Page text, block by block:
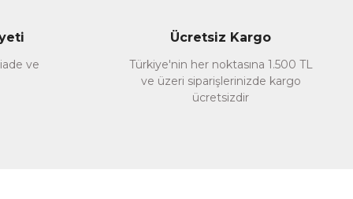
ve
Ücretsiz Kargo
Türkiye'nin her noktasına 1.500 TL
ve üzeri siparişlerinizde kargo
ücretsizdir